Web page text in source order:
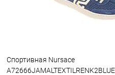
Спортивная Nursace
A72666JAMALTEXTILRENK2BLUE